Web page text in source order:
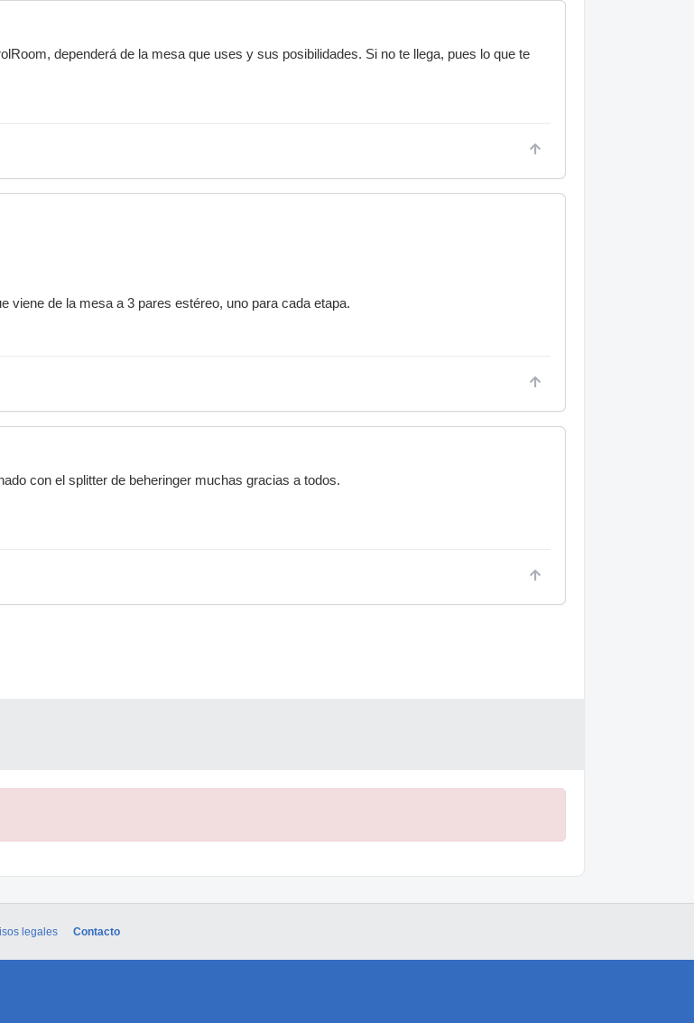
dependerá de la mesa que uses y sus posibilidades. Si no te llega, pues lo que te
viene de la mesa a 3 pares estéreo, uno para cada etapa.
con el splitter de beheringer muchas gracias a todos.
legales Contacto